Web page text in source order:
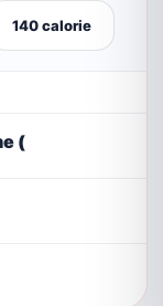
140 calorie
(